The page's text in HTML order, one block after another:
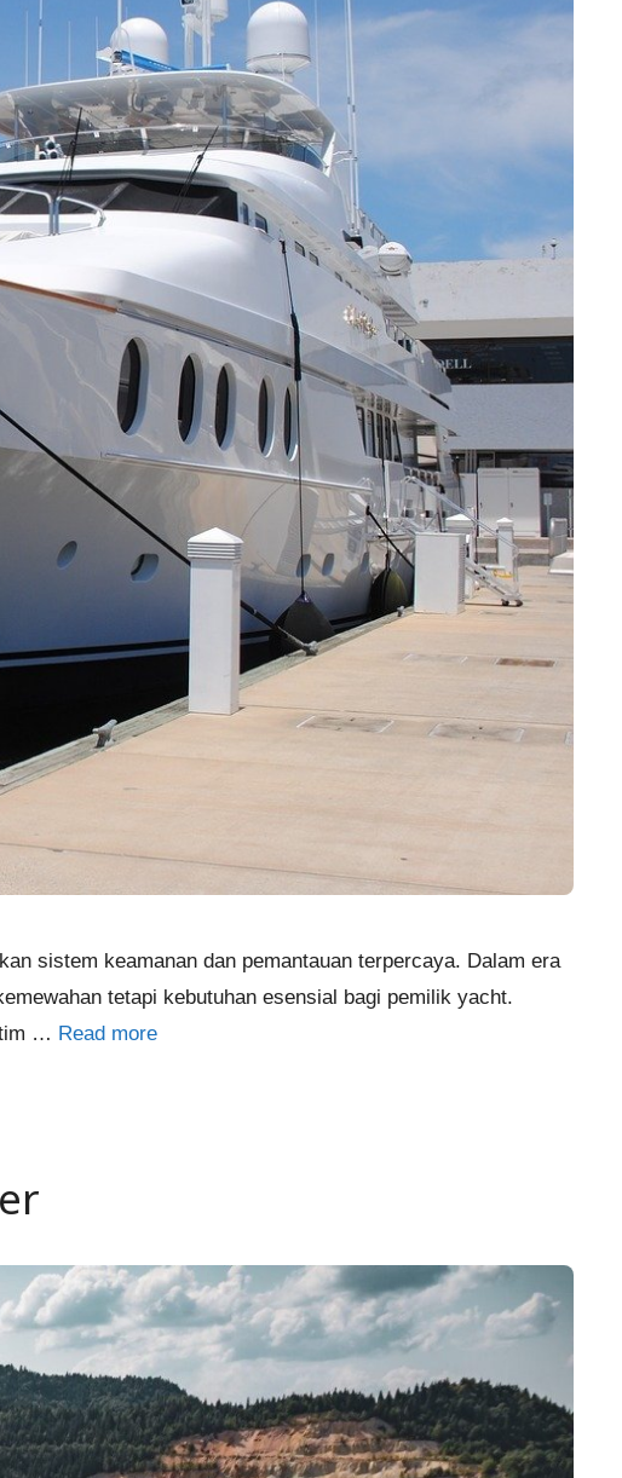
sistem keamanan dan pemantauan terpercaya. Dalam era
tetapi kebutuhan esensial bagi pemilik yacht.
… Read more